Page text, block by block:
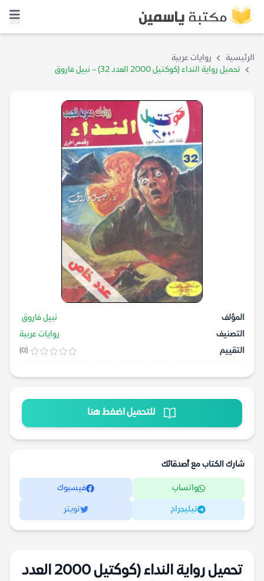
الرئيسية
روايات عربية
تحميل رواية النداء (كوكتيل 2000 العدد 32) – نبيل فاروق
المؤلف
نبيل فاروق
التصنيف
روايات عربية
التقييم
(0)
للتحميل اضغط هنا
شارك الكتاب مع أصدقائك
واتساب فيسبوك
تيليجرام تويتر
تحميل رواية النداء (كوكتيل 2000 العدد